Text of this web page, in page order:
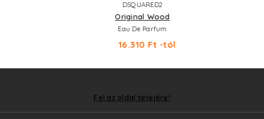
DSQUARED2
Original Wood
Eau De Parfum
16.310 Ft -tól
Fel az oldal tetejére!